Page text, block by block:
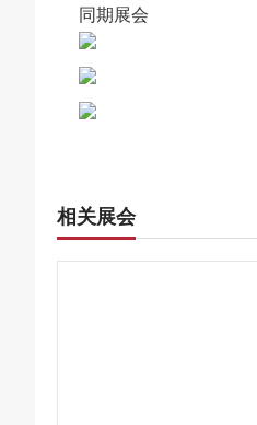
同期展会
相关展会